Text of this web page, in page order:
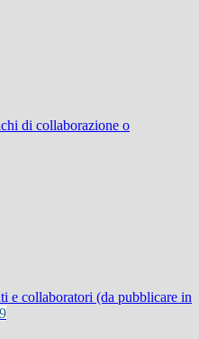
di collaborazione o
e collaboratori (da pubblicare in